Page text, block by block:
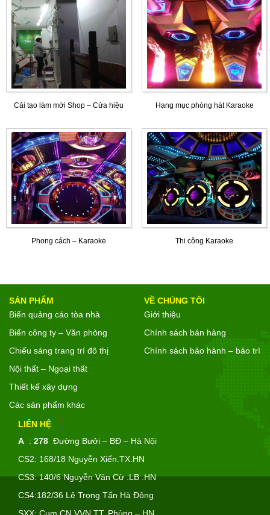
Cải tạo làm mới Shop – Cửa hiệu Hạng mục phòng hát Karaoke
Phong cách – Karaoke Thi công Karaoke
SẢN PHẨM
Biển quảng cáo tòa nhà
Biển công ty – Văn phòng
Chiếu sáng trang trí đô thị
Nội thất – Ngoại thất
Thiết kế xây dựng
Các sản phẩm khác
VỀ CHÚNG TÔI
Giới thiệu
Chính sách bán hàng
Chính sách bảo hành – bảo trì
LIÊN HỆ
A : 278 Đường Bưởi – BĐ – Hà Nội
CS2: 168/18 Nguyễn Xiển.TX.HN
CS3: 140/6 Nguyễn Văn Cừ .LB .HN
CS4:182/36 Lê Trọng Tấn Hà Đông
SXX: Cụm CN VVN TT. Phùng – HN